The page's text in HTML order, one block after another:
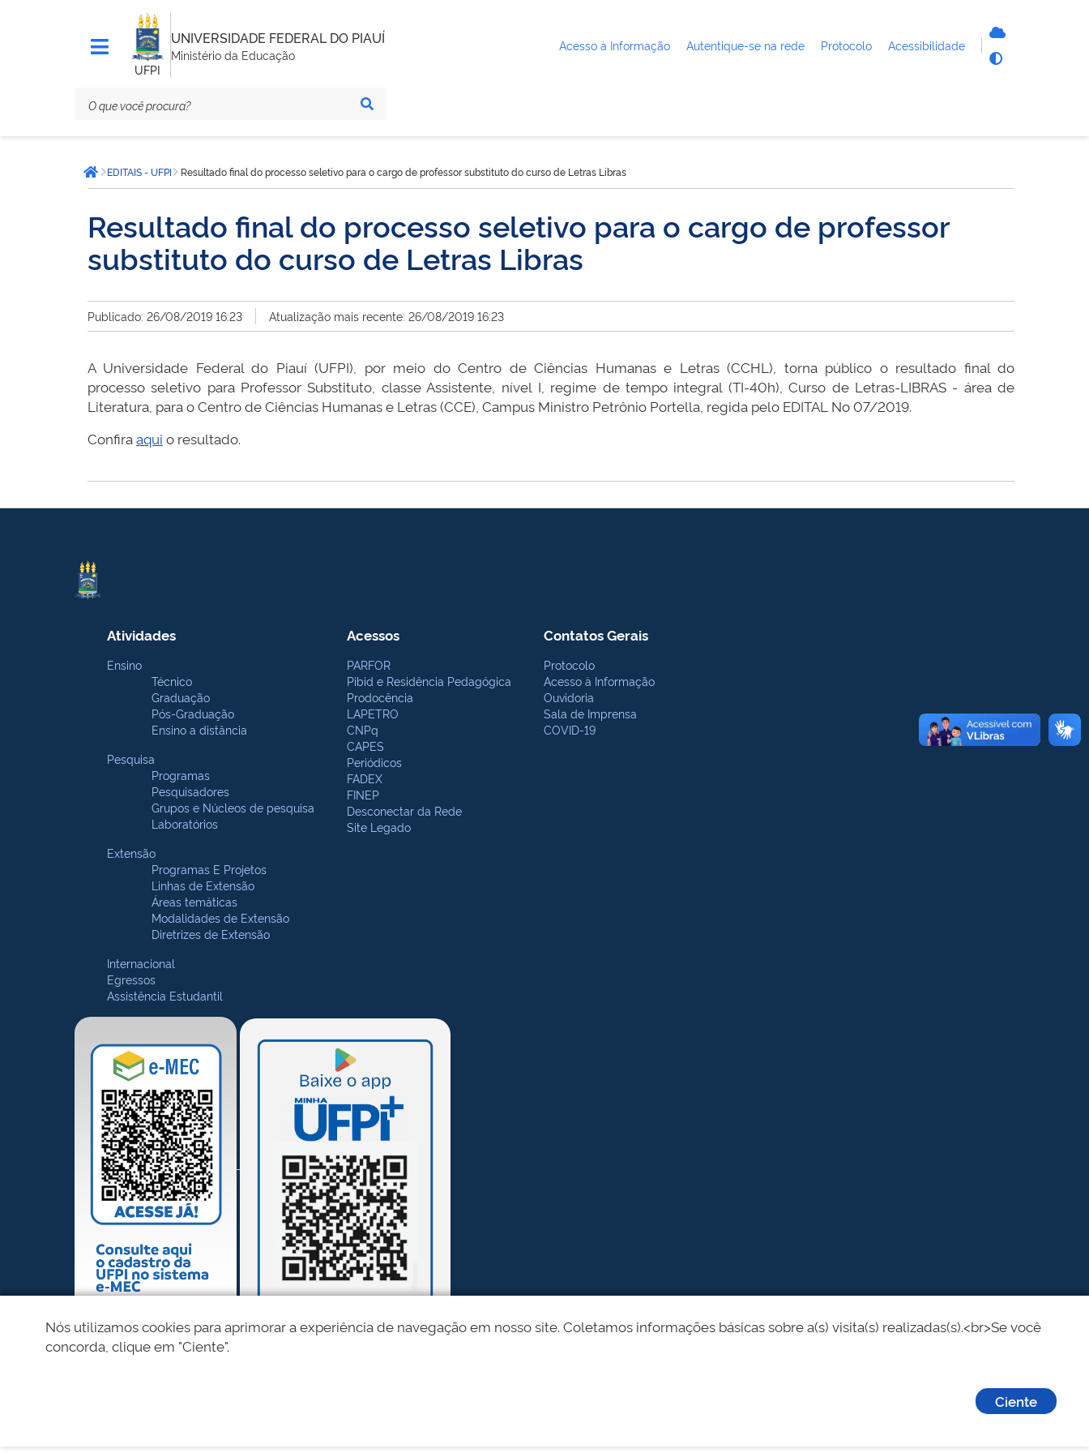
UFPI
UNIVERSIDADE FEDERAL DO PIAUÍ
Ministério da Educação
Acesso à Informação Autentique-se na rede Protocolo Acessibilidade
está
aqui:Página inicial
EDITAIS - UFPI Resultado final do processo seletivo para o cargo de professor substituto do curso de Letras Libras
Resultado final do processo seletivo para o cargo de professor
substituto do curso de Letras Libras
Publicado: 26/08/2019 16:23 Atualização mais recente: 26/08/2019 16:23
A Universidade Federal do Piauí (UFPI), por meio do Centro de Ciências Humanas e Letras (CCHL), torna público o resultado final do
processo seletivo para Professor Substituto, classe Assistente, nível I, regime de tempo integral (TI-40h), Curso de Letras-LIBRAS - área de
Literatura, para o Centro de Ciências Humanas e Letras (CCE), Campus Ministro Petrônio Portella, regida pelo EDITAL No 07/2019.
Confiraaqui o resultado.
Atividades
Ensino
Técnico
Graduação
Pós-Graduação
Ensino a distância
Pesquisa
Programas
Pesquisadores
Grupos e Núcleos de pesquisa
Laboratórios
Extensão
Programas E Projetos
Linhas de Extensão
Áreas temáticas
Modalidades de Extensão
Diretrizes de Extensão
Internacional
Egressos
Assistência Estudantil
Acessos
PARFOR
Pibid e Residência Pedagógica
Prodocência
LAPETRO
CNPq
CAPES
Periódicos
FADEX
FINEP
Desconectar da Rede
Site Legado
Contatos Gerais
Protocolo
Acesso à Informação
Ouvidoria
Sala de Imprensa
COVID-19
Nós utilizamos cookies para aprimorar a experiência de navegação em nosso site. Coletamos informações básicas sobre a(s) visita(s) realizadas(s).<br>Se você
concorda, clique em "Ciente".
Ciente